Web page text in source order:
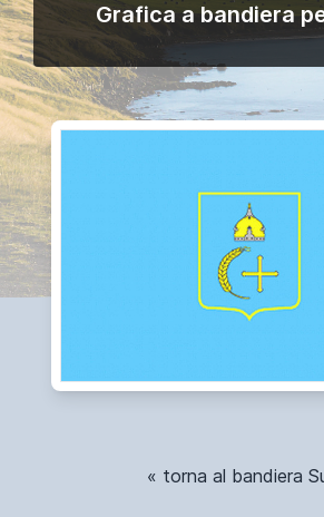
Grafica a bandiera
« torna al bandiera